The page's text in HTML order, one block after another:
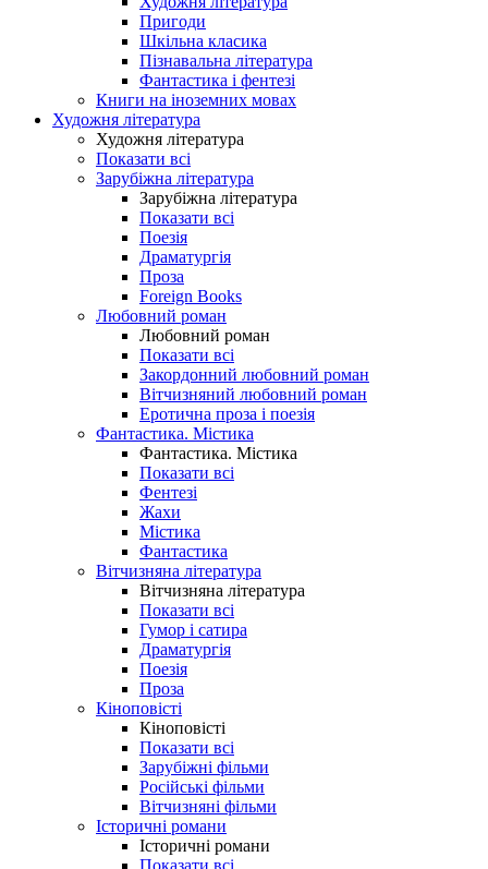
Пригоди
Шкільна класика
Пізнавальна література
Фантастика і фентезі
Книги на іноземних мовах
Художня література
Художня література
Показати всі
Зарубіжна література
Зарубіжна література
Показати всі
Поезія
Драматургія
Проза
Foreign Books
Любовний роман
Любовний роман
Показати всі
Закордонний любовний роман
Вітчизняний любовний роман
Еротична проза і поезія
Фантастика. Містика
Фантастика. Містика
Показати всі
Фентезі
Жахи
Містика
Фантастика
Вітчизняна література
Вітчизняна література
Показати всі
Гумор і сатира
Драматургія
Поезія
Проза
Кіноповісті
Кіноповісті
Показати всі
Зарубіжні фільми
Російські фільми
Вітчизняні фільми
Історичні романи
Історичні романи
Показати всі